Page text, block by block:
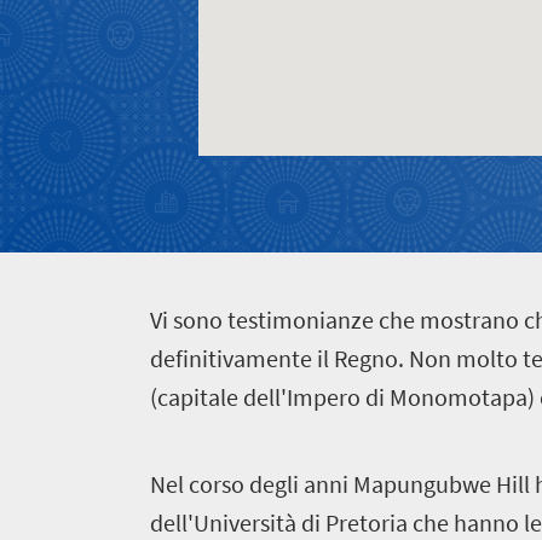
Vita
cittadina
movimentata
Cultura
vibrante
Fascino
delle
piccole
città
in
contatto
Vi sono testimonianze che mostrano
definitivamente il Regno. Non molto
(capitale dell'Impero di Monomotapa)
Nel corso degli anni Mapungubwe
dell'Università di Pretoria che hanno